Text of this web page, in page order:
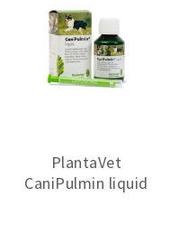
PlantaVet
CaniPulmin liquid